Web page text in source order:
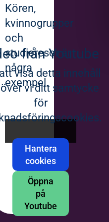
Kören,
kvinnogrupper
och
studieresor är
några
exempel.
från Youtube
visa detta innehåll
vi ditt samtycke
för
Hantera
cookies
Öppna
på
Youtube